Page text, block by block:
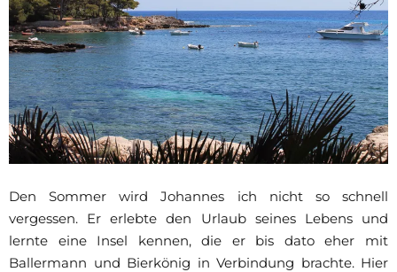
Den Sommer wird Johannes ich nicht so schnell
vergessen. Er erlebte den Urlaub seines Lebens und
lernte eine Insel kennen, die er bis dato eher mit
Ballermann und Bierkönig in Verbindung brachte. Hier